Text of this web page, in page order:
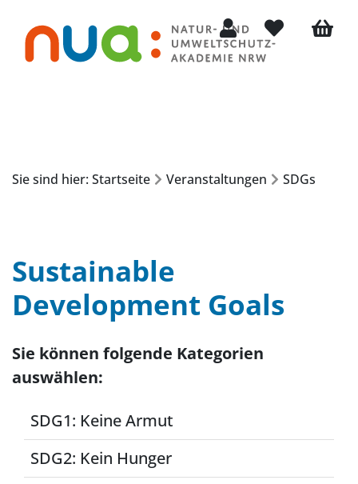
Mein KontoMerkliste
Sie sind hier: Startseite Veranstaltungen SDGs
Sustainable
Development Goals
Sie können folgende Kategorien
auswählen:
SDG1: Keine Armut
SDG2: Kein Hunger